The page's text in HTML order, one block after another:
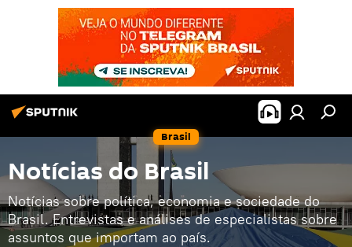
Brasil
Notícias do Brasil
Notícias sobre política, economia e sociedade do
Brasil. Entrevistas e análises de especialistas sobre
assuntos que importam ao país.